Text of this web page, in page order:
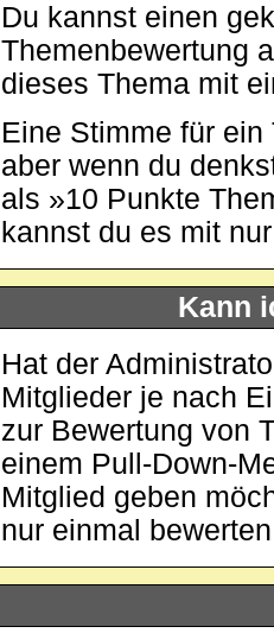
Du kannst einen
Themenbewertung
dieses Thema mit
Eine Stimme für
aber wenn du
als »10 Punkte
kannst du es mit
Kann
Hat der
Mitglieder je nach
zur Bewertung von
einem Pull-Down-
Mitglied geben
nur einmal